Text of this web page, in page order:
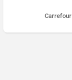
Carrefour